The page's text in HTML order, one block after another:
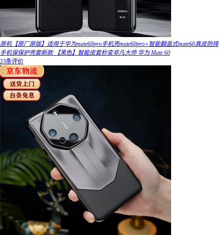
原机【原厂原版】适用于华为mate60pro手机壳mate60pro+智能翻盖式mate60真皮防摔
手机保保护壳套新款 【黑色】智能皮套秒变非凡大师 华为 Mate 60
23条评价